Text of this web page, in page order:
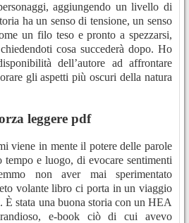
aggiungendo un livello di
ha un senso di tensione, un senso
un filo teso e pronto a spezzarsi,
cosa succederà dopo. Ho
dell’autore ad affrontare
gli aspetti più oscuri della natura
leggere pdf
viene in mente il potere delle parole
e luogo, di evocare sentimenti
non aver mai sperimentato
volante libro ci porta in un viaggio
È stata una buona storia con un HEA
e-book ciò di cui avevo